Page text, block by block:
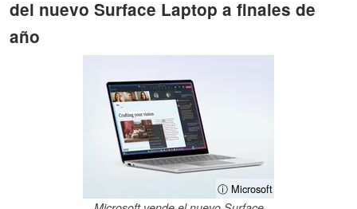
del nuevo Surface Laptop a finales de
año
ⓘ Microsoft